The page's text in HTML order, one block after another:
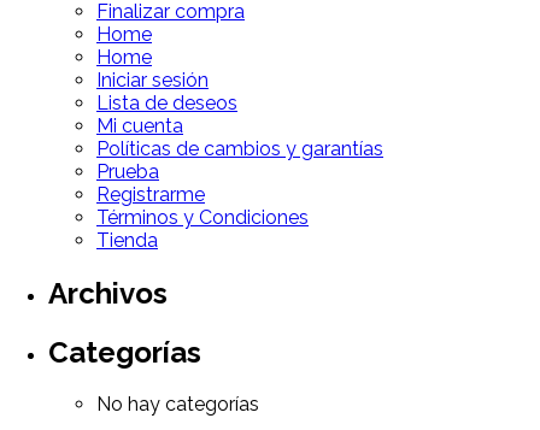
Finalizar compra
Home
Home
Iniciar sesión
Lista de deseos
Mi cuenta
Políticas de cambios y garantías
Prueba
Registrarme
Términos y Condiciones
Tienda
Archivos
Categorías
No hay categorías